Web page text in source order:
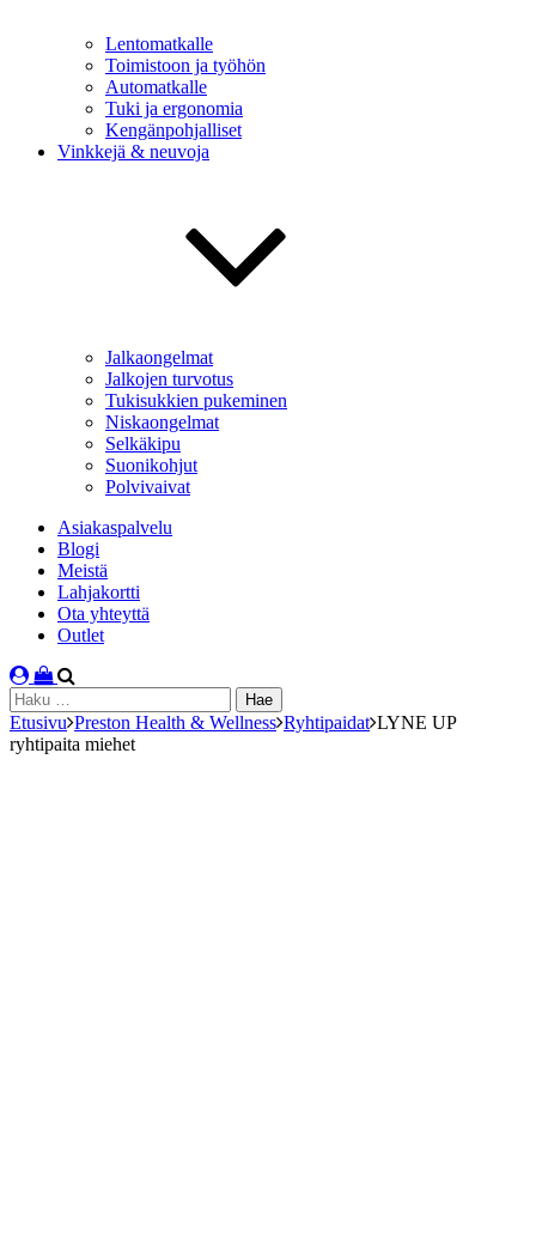
Lentomatkalle
Toimistoon ja työhön
Automatkalle
Tuki ja ergonomia
Kengänpohjalliset
Vinkkejä & neuvoja
Jalkaongelmat
Jalkojen turvotus
Tukisukkien pukeminen
Niskaongelmat
Selkäkipu
Suonikohjut
Polvivaivat
Asiakaspalvelu
Blogi
Meistä
Lahjakortti
Ota yhteyttä
Outlet
Haku:
Etusivu Preston Health & Wellness Ryhtipaidat LYNE UP
ryhtipaita miehet